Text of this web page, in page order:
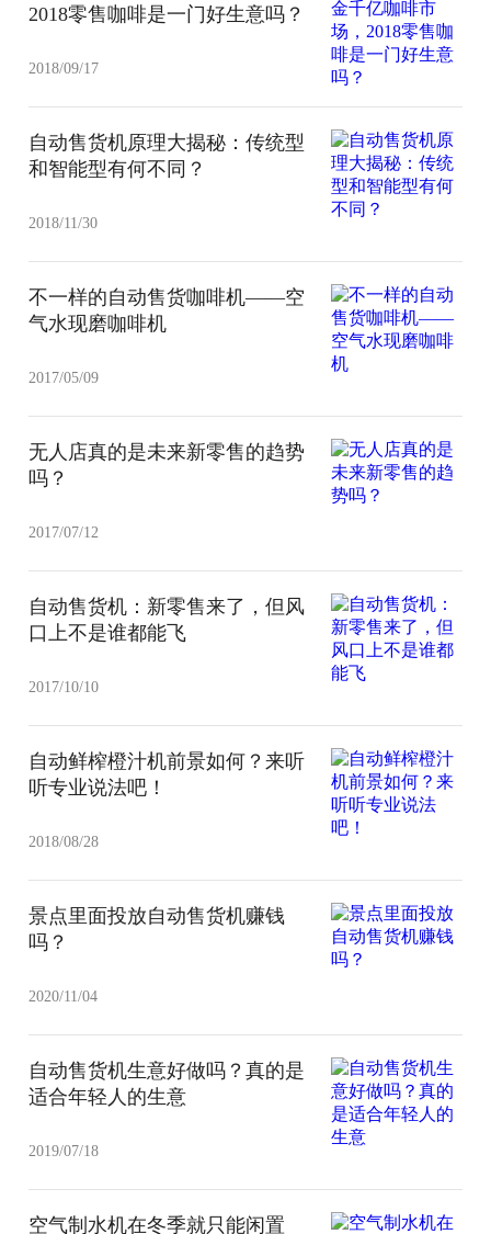
2018零售咖啡是一门好生意吗？
2018/09/17
自动售货机原理大揭秘：传统型
和智能型有何不同？
2018/11/30
不一样的自动售货咖啡机——空
气水现磨咖啡机
2017/05/09
无人店真的是未来新零售的趋势
吗？
2017/07/12
自动售货机：新零售来了，但风
口上不是谁都能飞
2017/10/10
自动鲜榨橙汁机前景如何？来听
听专业说法吧！
2018/08/28
景点里面投放自动售货机赚钱
吗？
2020/11/04
自动售货机生意好做吗？真的是
适合年轻人的生意
2019/07/18
空气制水机在冬季就只能闲置